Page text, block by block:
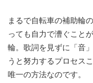
まるで自転車の補助輪
っても自力で漕ぐこと
輪。歌詞を見ずに「音
うと努力するプロセス
唯一の方法なのです。